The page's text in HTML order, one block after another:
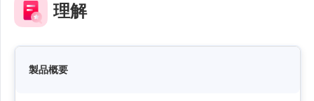
インダストリアルIoT
AweShellクライアント
AweSeedビジネスプラン
リソース
パートナー
理解
製品概要